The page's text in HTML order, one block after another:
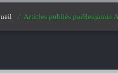
/ Articles publiés parBenjamin